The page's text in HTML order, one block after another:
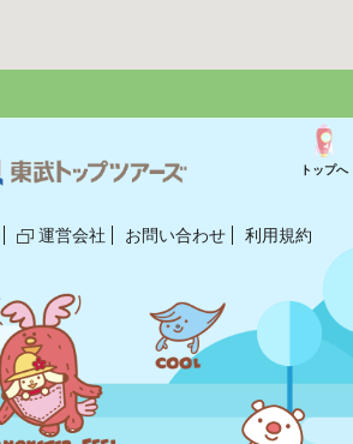
運営会社 お問い合わせ 利用規約
トップへ